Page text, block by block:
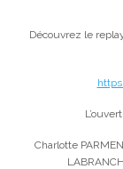
Découvrez le
Charlotte